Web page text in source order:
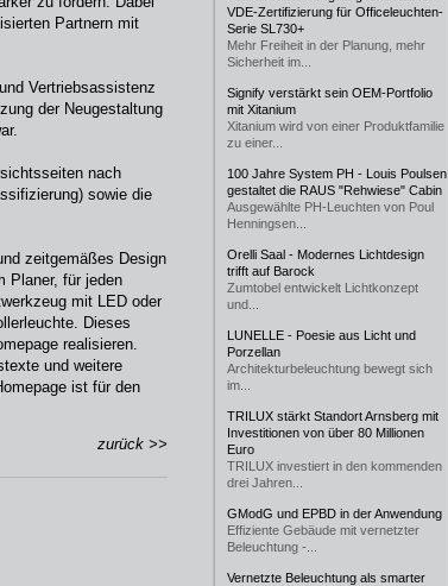
Partnern mit
Vertriebsassistenz
der Neugestaltung
nach
sowie die
zeitgemäßes Design
Planer, für jeden
mit LED oder
Dieses
realisieren.
und weitere
ist für den
zurück >>
VDE-Zertifizierung für Officeleuchten-
Serie SL730+
Mehr Freiheit in der Planung, mehr
Sicherheit im...
Signify verstärkt sein OEM-Portfolio
mit Xitanium
Xitanium wird von einer Produktfamilie
zu einer...
100 Jahre System PH - Louis Poulsen
gestaltet die RAUS "Rehwiese" Cabin
Ausgewählte PH-Leuchten von Poul
Henningsen...
Orelli Saal - Modernes Lichtdesign
trifft auf Barock
Zumtobel entwickelt Lichtkonzept
und...
LUNELLE - Poesie aus Licht und
Porzellan
Architekturbeleuchtung bewegt sich
im...
TRILUX stärkt Standort Arnsberg mit
Investitionen von über 80 Millionen
Euro
TRILUX investiert in den kommenden
drei Jahren...
GModG und EPBD in der Anwendung
Effiziente Gebäude mit vernetzter
Beleuchtung -...
Vernetzte Beleuchtung als smarter